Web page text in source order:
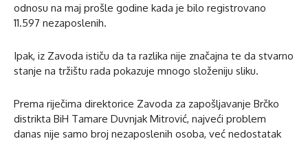
odnosu na maj prošle godine kada je bilo registrovano
11.597 nezaposlenih.
Ipak, iz Zavoda ističu da ta razlika nije značajna te da stvarno
stanje na tržištu rada pokazuje mnogo složeniju sliku.
Prema riječima direktorice Zavoda za zapošljavanje Brčko
distrikta BiH Tamare Duvnjak Mitrović, najveći problem
danas nije samo broj nezaposlenih osoba, već nedostatak